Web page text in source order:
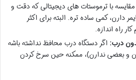
با ترموستات های دیجیتالی که دقت و
دارن، کمی ساده تره. البته برای اکثر
راه اندازه.
درب: اگر دستگاه درب محافظ نداشته باشه
و بعضی ندارن)، ممکنه حین سرخ کردن